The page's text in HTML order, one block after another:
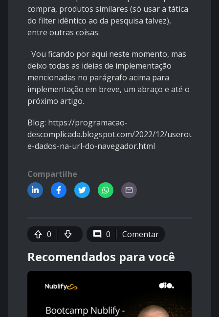
compra, produtos similares (só usar a tática
do filter idêntico ao da pesquisa talvez),
entre outras coisas.
Vou ficando por aqui neste momento, mas
deixo todas as ideias de implementação
mencionadas no parágrafo acima para
implementação em breve, um abraço e até o
próximo artigo.
Blog: https://programacao-
descomplicada.blogspot.com/2022/12/userouter-
e-dados-na-url-do-navegador.html
Compartilhe
0 0 Comentar
Recomendados para você